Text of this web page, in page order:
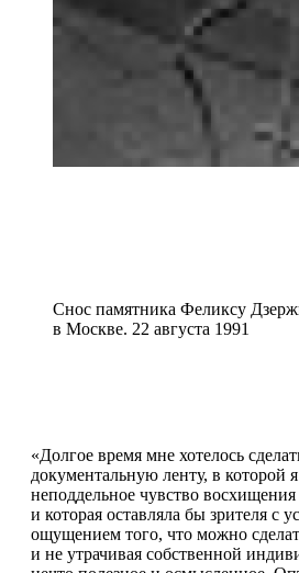
Снос памятника Феликсу
в Москве. 22 августа 1991
«Долгое время мне хотелось
документальную ленту, в которой
неподдельное чувство
и которая оставляла бы зрителя с
ощущением того, что можно
и не утрачивая собственной